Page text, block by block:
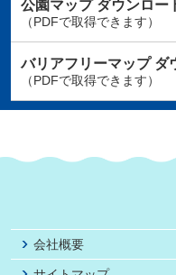
公園マップダウンロー
（PDFで取得できます）
バリアフリーマップダ
（PDFで取得できます）
会社概要